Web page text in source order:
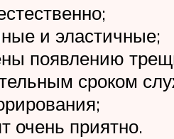
и эластичные;
появлению
сроком
очень приятно.